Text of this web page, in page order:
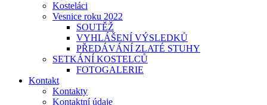
Kosteláci
Vesnice roku 2022
SOUTĚŽ
VYHLÁŠENÍ VÝSLEDKŮ
PŘEDÁVÁNÍ ZLATÉ STUHY
SETKÁNÍ KOSTELCŮ
FOTOGALERIE
Kontakt
Kontakty
Kontaktní údaje